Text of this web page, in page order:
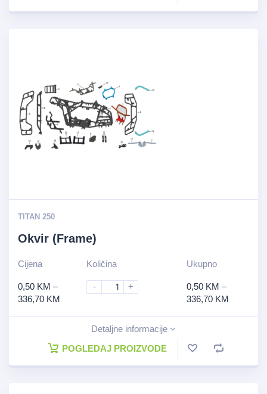
TITAN 250
Okvir (Frame)
Cijena
0,50 KM –
336,70 KM
Količina
- +
Ukupno
0,50 KM –
336,70 KM
Detaljne informacije
POGLEDAJ PROIZVODE